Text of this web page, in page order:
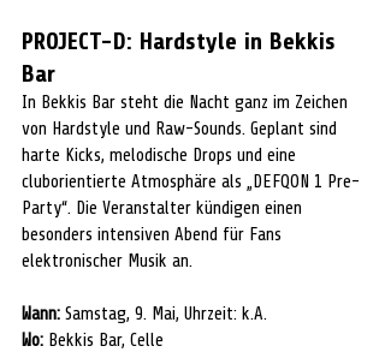
PROJECT-D: Hardstyle in Bekkis
Bar
In Bekkis Bar steht die Nacht ganz im Zeichen
von Hardstyle und Raw-Sounds. Geplant sind
harte Kicks, melodische Drops und eine
cluborientierte Atmosphäre als „DEFQON 1 Pre-
Party“. Die Veranstalter kündigen einen
besonders intensiven Abend für Fans
elektronischer Musik an.
Wann: Samstag, 9. Mai, Uhrzeit: k.A.
Wo: Bekkis Bar, Celle